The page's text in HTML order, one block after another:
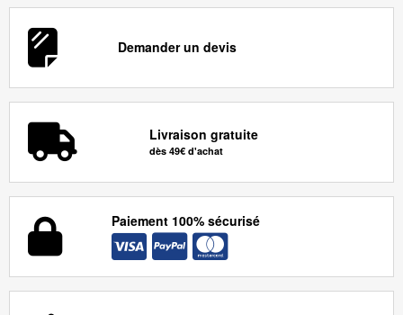
Demander un devis
Livraison gratuite
dès 49€ d'achat
Paiement 100% sécurisé